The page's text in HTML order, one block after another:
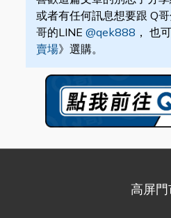
或者有任何訊息想要跟 Q
哥的LINE @qek888 ， 也
賣場》選購。
高屏